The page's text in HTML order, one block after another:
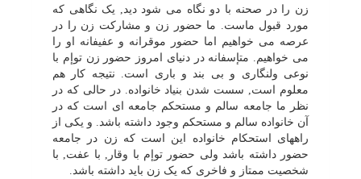
زن را در صحنه با دو نگاه مى شود دید, یک نگاهى که
مورد قبول ماست. ما حضور زن و مشارکت زن را در
عرصه مى خواهیم اما حضور موقرانه و عفیفانه او را
مى خواهیم. متإسفانه در دنیاى امروز حضور زن توإم با
نوعى ولنگارى و بى بند و بارى است. نتیجه کار هم
معلوم است, سست شدن بنیاد خانواده. در حالى که در
نظر ما جامعه سالم و مستحکم جامعه اى است که در
آن خانواده سالم و مستحکم وجود داشته باشد. و یکى از
راههاى استحکام خانواده این است که زن در جامعه
حضور داشته باشد ولى حضور توإم با وقار, با عفت, با
شخصیت ممتاز و فاخرى که یک زن باید داشته باشد.